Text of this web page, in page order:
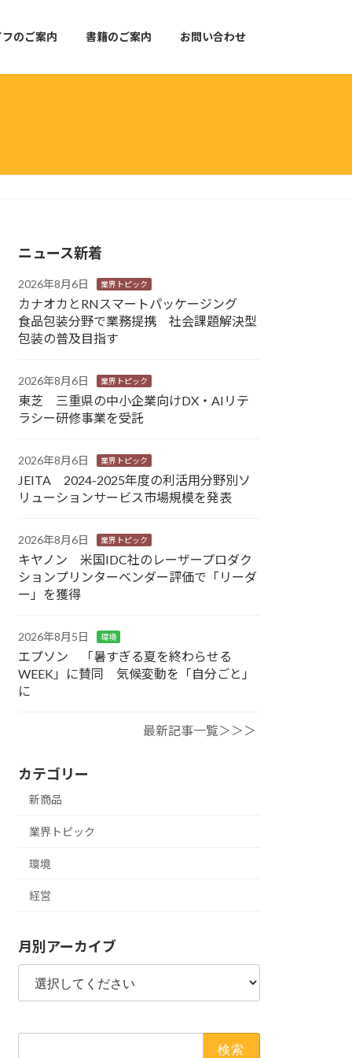
のご案内 書籍のご案内 お問い合わせ
ニュース新着
2026年8月6日 業界トピック
カナオカとRNスマートパッケージング
食品包装分野で業務提携 社会課題解決型
包装の普及目指す
2026年8月6日 業界トピック
東芝 三重県の中小企業向けDX・AIリテ
ラシー研修事業を受託
2026年8月6日 業界トピック
JEITA 2024-2025年度の利活用分野別ソ
リューションサービス市場規模を発表
2026年8月6日 業界トピック
キヤノン 米国IDC社のレーザープロダク
ションプリンターベンダー評価で「リーダ
ー」を獲得
2026年8月5日 環境
エプソン 「暑すぎる夏を終わらせる
WEEK」に賛同 気候変動を「自分ごと」
に
最新記事一覧＞＞＞
カテゴリー
新商品
業界トピック
環境
経営
月別アーカイブ